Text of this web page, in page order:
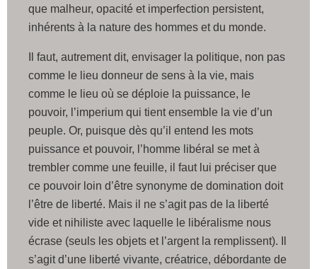
que malheur, opacité et imperfection persistent,
inhérents à la nature des hommes et du monde.
Il faut, autrement dit, envisager la politique, non pas
comme le lieu donneur de sens à la vie, mais
comme le lieu où se déploie la puissance, le
pouvoir, l’imperium qui tient ensemble la vie d’un
peuple. Or, puisque dès qu’il entend les mots
puissance et pouvoir, l’homme libéral se met à
trembler comme une feuille, il faut lui préciser que
ce pouvoir loin d’être synonyme de domination doit
l’être de liberté. Mais il ne s’agit pas de la liberté
vide et nihiliste avec laquelle le libéralisme nous
écrase (seuls les objets et l’argent la remplissent). Il
s’agit d’une liberté vivante, créatrice, débordante de